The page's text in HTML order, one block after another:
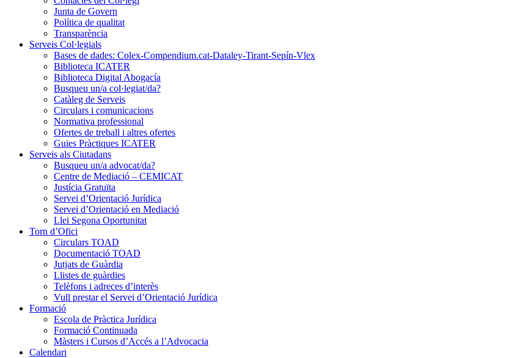
Junta de Govern
Política de qualitat
Transparència
Serveis Col·legials
Bases de dades: Colex-Compendium.cat-Dataley-Tirant-Sepín-Vlex
Biblioteca ICATER
Biblioteca Digital Abogacía
Busqueu un/a col·legiat/da?
Catàleg de Serveis
Circulars i comunicacions
Normativa professional
Ofertes de treball i altres ofertes
Guies Pràctiques ICATER
Serveis als Ciutadans
Busqueu un/a advocat/da?
Centre de Mediació – CEMICAT
Justícia Gratuïta
Servei d’Orientació Jurídica
Servei d’Orientació en Mediació
Llei Segona Oportunitat
Torn d’Ofici
Circulars TOAD
Documentació TOAD
Jutjats de Guàrdia
Llistes de guàrdies
Telèfons i adreces d’interès
Vull prestar el Servei d’Orientació Jurídica
Formació
Escola de Pràctica Jurídica
Formació Continuada
Màsters i Cursos d’Accés a l’Advocacia
Calendari